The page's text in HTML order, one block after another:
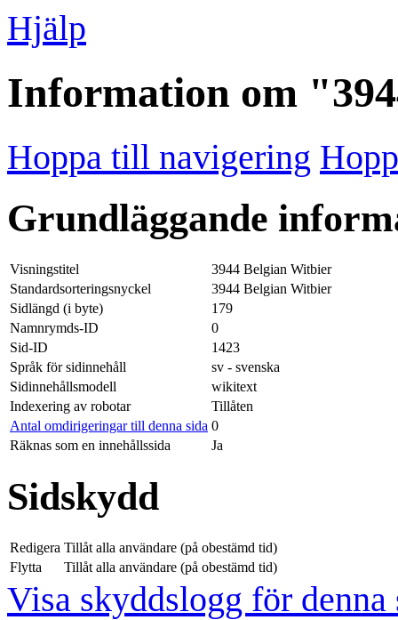
Hjälp
Information om
Hoppa till navigering
Grundläggande
Visningstitel
3944 Belgian Witbier
Standardsorteringsnyckel
3944 Belgian Witbier
Sidlängd (i byte)
179
Namnrymds-ID
0
Sid-ID
1423
Språk för sidinnehåll
sv - svenska
Sidinnehållsmodell
wikitext
Indexering av robotar
Tillåten
Antal omdirigeringar till denna sida 0
Räknas som en innehållssida
Ja
Sidskydd
Redigera Tillåt alla användare (på obestämd tid)
Flytta
Tillåt alla användare (på obestämd tid)
Visa skyddslogg för denna